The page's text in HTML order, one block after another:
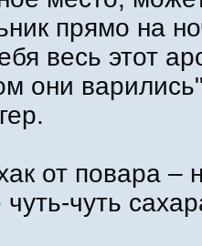
прямо на
весь этот
они
от повара –
чуть